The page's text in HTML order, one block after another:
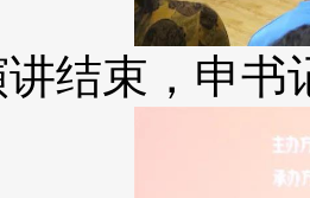
束，申书